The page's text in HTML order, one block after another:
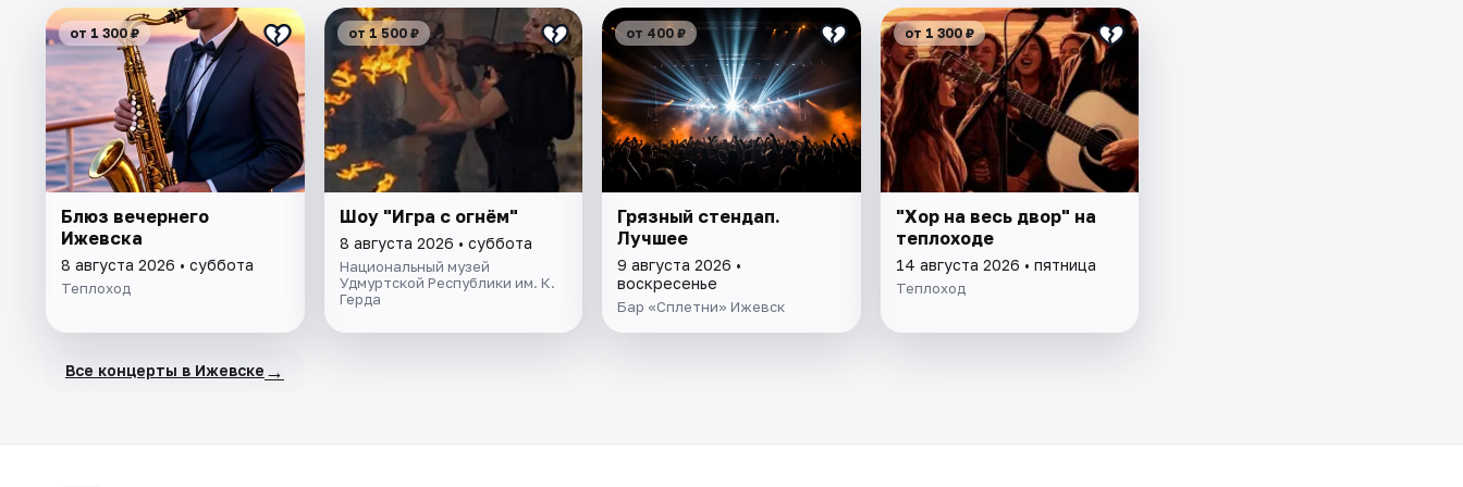
от 1 300 ₽
Блюз вечернего
Ижевска
8 августа 2026 • суббота
Теплоход
от 1 500 ₽
Шоу "Игра с огнём"
8 августа 2026 • суббота
Национальный музей
Удмуртской Республики им. К.
Герда
от 400 ₽
Грязный стендап.
Лучшее
9 августа 2026 •
воскресенье
Бар «Сплетни» Ижевск
от 1 300 ₽
"Хор на весь двор" на
теплоходе
14 августа 2026 • пятница
Теплоход
Все концерты в Ижевске →